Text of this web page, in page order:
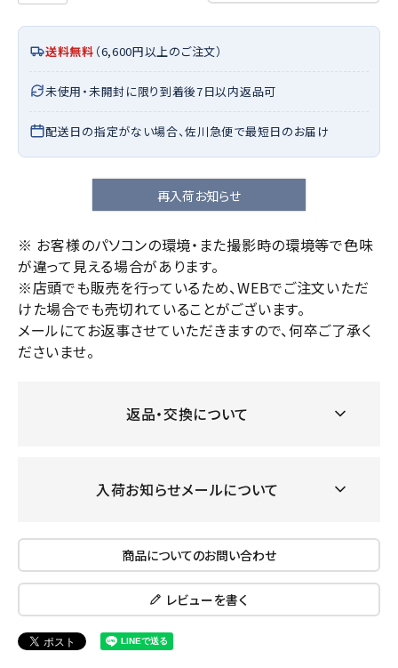
送料無料 （6,600円以上のご注文）
未使用・未開封に限り到着後7日以内返品可
配送日の指定がない場合、佐川急便で最短日のお届け
再入荷お知らせ
※ お客様のパソコンの環境・また撮影時の環境等で色味
が違って見える場合があります。
※店頭でも販売を行っているため、WEBでご注文いただ
けた場合でも売切れていることがございます。
メールにてお返事させていただきますので、何卒ご了承く
ださいませ。
返品・交換について
入荷お知らせメールについて
商品についてのお問い合わせ
レビューを書く